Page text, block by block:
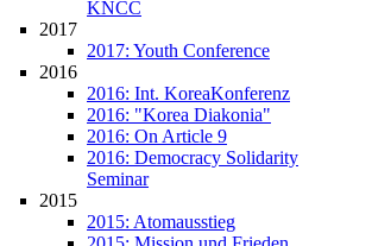
KNCC
2017
2017: Youth Conference
2016
2016: Int. KoreaKonferenz
2016: "Korea Diakonia"
2016: On Article 9
2016: Democracy Solidarity
Seminar
2015
2015: Atomausstieg